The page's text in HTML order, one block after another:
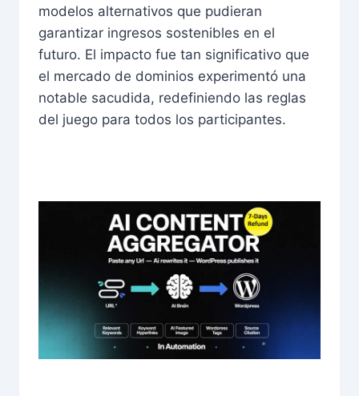
modelos alternativos que pudieran
garantizar ingresos sostenibles en el
futuro. El impacto fue tan significativo que
el mercado de dominios experimentó una
notable sacudida, redefiniendo las reglas
del juego para todos los participantes.